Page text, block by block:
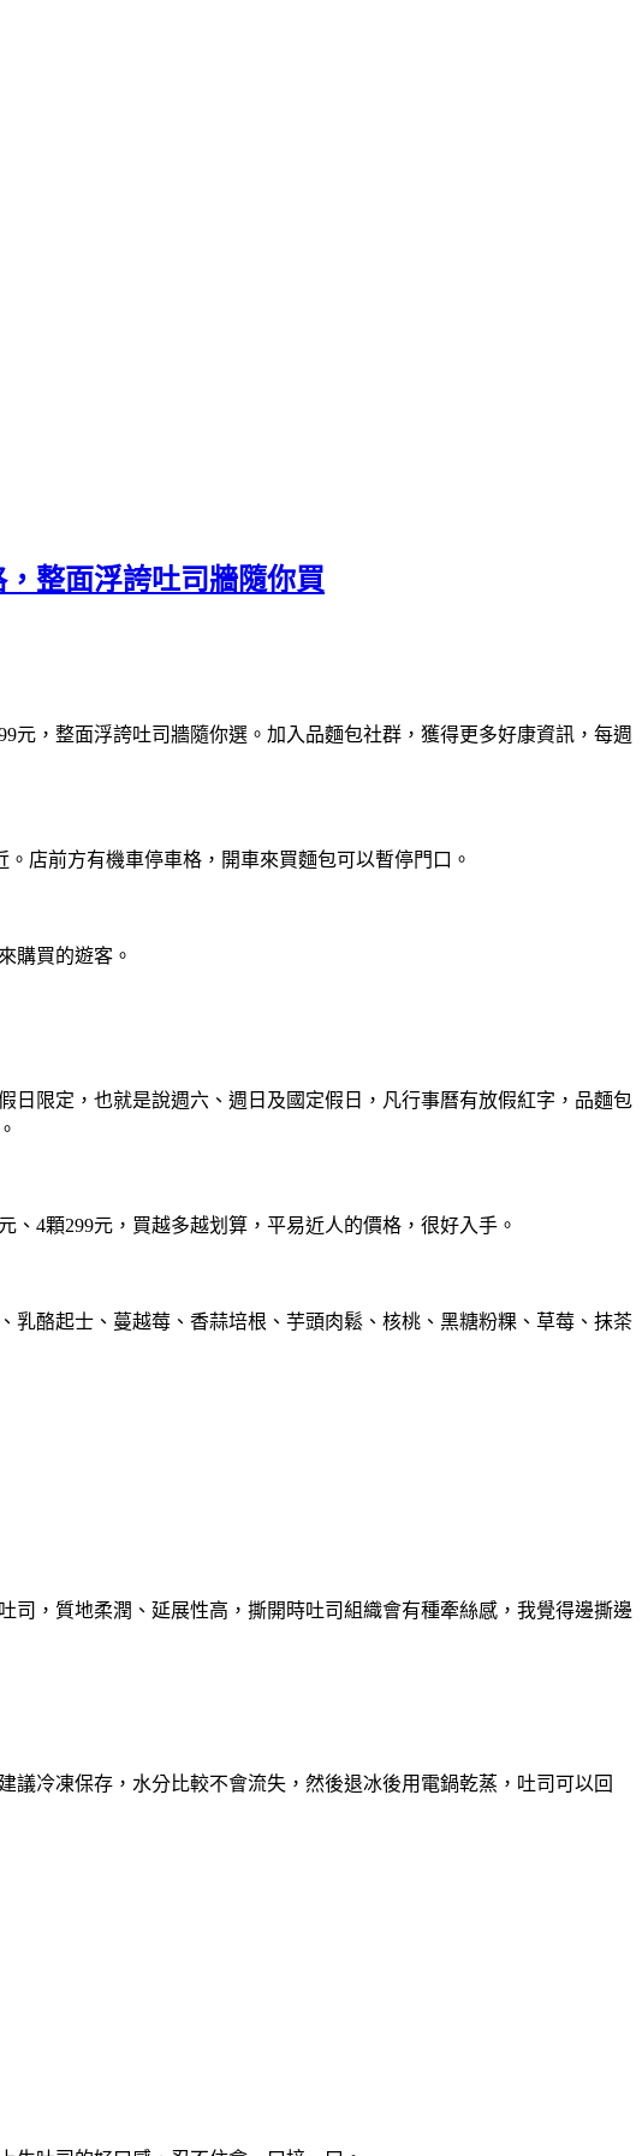
整面浮誇吐司牆隨你買
元，整面浮誇吐司牆隨你選。加入品麵包社群，獲得更多好康資訊，每週
店前方有機車停車格，開車來買麵包可以暫停門口。
購買的遊客。
日限定，也就是說週六、週日及國定假日，凡行事曆有放假紅字，品麵包
4顆299元，買越多越划算，平易近人的價格，很好入手。
酪起士、蔓越莓、香蒜培根、芋頭肉鬆、核桃、黑糖粉粿、草莓、抹茶
，質地柔潤、延展性高，撕開時吐司組織會有種牽絲感，我覺得邊撕邊
冷凍保存，水分比較不會流失，然後退冰後用電鍋乾蒸，吐司可以回